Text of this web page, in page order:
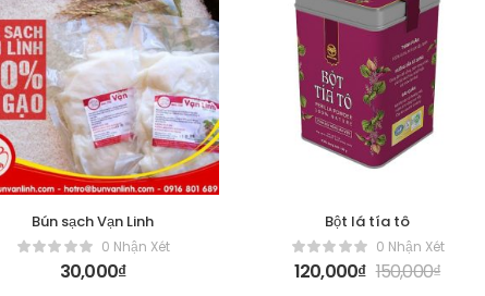
Bún sạch Vạn Linh
0 Nhận Xét
30,000₫
Bột lá tía tô
0 Nhận Xét
120,000₫ 150,000₫